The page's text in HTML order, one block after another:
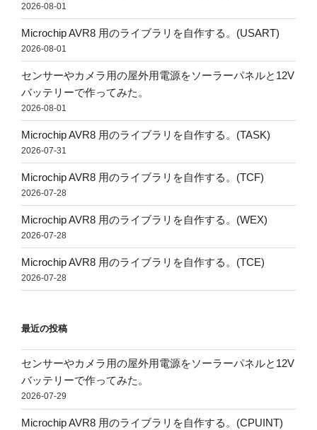
2026-08-01
Microchip AVR8 用のライブラリを自作する。(USART)
2026-08-01
センサーやカメラ用の屋外用電源をソーラーパネルと12V
バッテリーで作ってみた。
2026-08-01
Microchip AVR8 用のライブラリを自作する。(TASK)
2026-07-31
Microchip AVR8 用のライブラリを自作する。(TCF)
2026-07-28
Microchip AVR8 用のライブラリを自作する。(WEX)
2026-07-28
Microchip AVR8 用のライブラリを自作する。(TCE)
2026-07-28
最近の投稿
センサーやカメラ用の屋外用電源をソーラーパネルと12V
バッテリーで作ってみた。
2026-07-29
Microchip AVR8 用のライブラリを自作する。(CPUINT)